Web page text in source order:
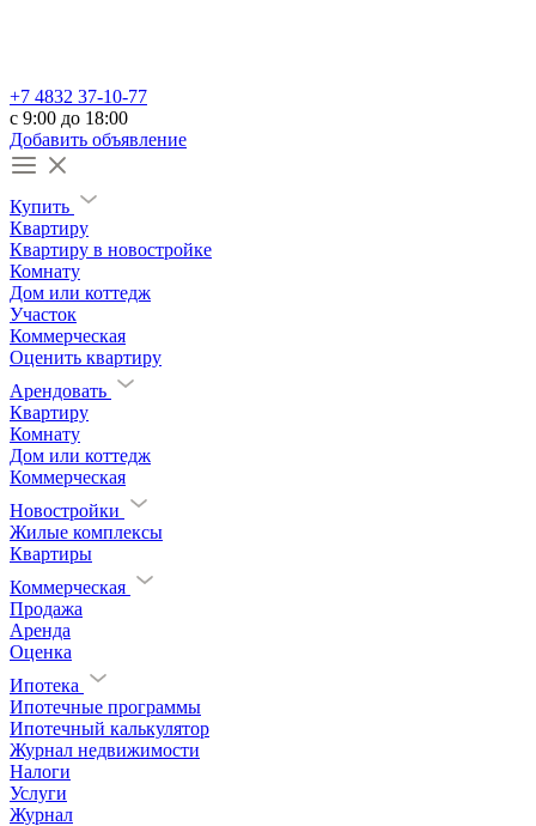
+7 4832 37-10-77
c 9:00 до 18:00
Добавить объявление
Купить
Квартиру
Квартиру в новостройке
Комнату
Дом или коттедж
Участок
Коммерческая
Оценить квартиру
Арендовать
Квартиру
Комнату
Дом или коттедж
Коммерческая
Новостройки
Жилые комплексы
Квартиры
Коммерческая
Продажа
Аренда
Оценка
Ипотека
Ипотечные программы
Ипотечный калькулятор
Журнал недвижимости
Налоги
Услуги
Журнал